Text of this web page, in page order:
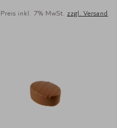
Preis inkl. 7% MwSt. zzgl. Versand